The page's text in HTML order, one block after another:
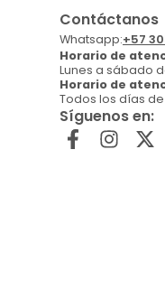
Contáctanos
Whatsapp:+57
Horario de
Lunes a sábado
Horario de
Todos los días de
Síguenos en: